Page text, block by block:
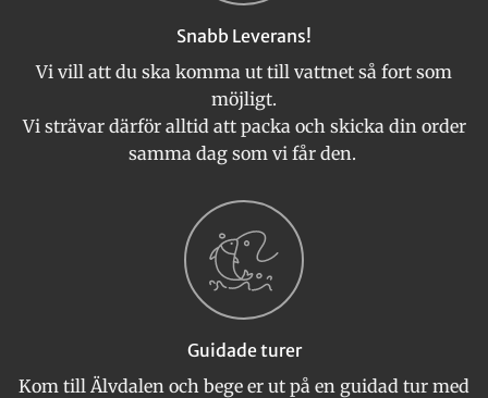
Snabb Leverans!
Vi vill att du ska komma ut till vattnet så fort som
möjligt.
Vi strävar därför alltid att packa och skicka din order
samma dag som vi får den.
Guidade turer
Kom till Älvdalen och bege er ut på en guidad tur med